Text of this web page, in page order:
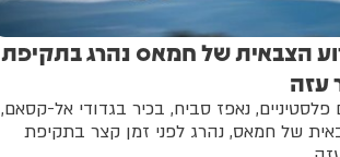
הצבאית של חמאס נהרג בתקיפת
עזה
פלסטיניים, נאפז סביח, בכיר בגדודי אל-קסאם,
של חמאס, נהרג לפני זמן קצר בתקיפת